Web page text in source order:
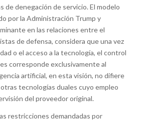
de denegación de servicio. El modelo
por la Administración Trump y
en las relaciones entre el
de defensa, considera que una vez
o el acceso a la tecnología, el control
corresponde exclusivamente al
artificial, en esta visión, no difiere
tecnologías duales cuyo empleo
del proveedor original.
restricciones demandadas por